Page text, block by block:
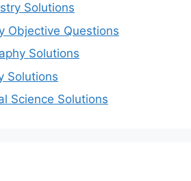
Solutions
Objective Questions
Solutions
Solutions
Science Solutions